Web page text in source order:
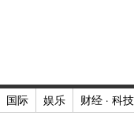
国际 娱乐 财经 · 科技